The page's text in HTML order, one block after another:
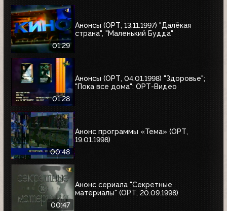
01:29
Анонсы (ОРТ, 13.11.1997) "Далёкая
страна", "Маленький Будда"
01:28
Анонсы (ОРТ, 04.01.1998) "Здоровье";
"Пока все дома"; ОРТ-Видео
00:48
Анонс программы «Тема» (ОРТ,
19.01.1998)
00:47
Анонс сериала "Секретные
материалы" (ОРТ, 20.09.1998)